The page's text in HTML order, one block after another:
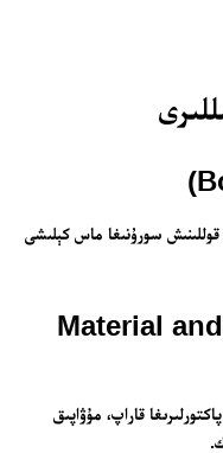
قوللىنىش سورۇنىغا ماس كېلىشى
4.2 ماتېرىيال ۋە چىداملىقى (Material and
قاراپ، مۇۋاپىق